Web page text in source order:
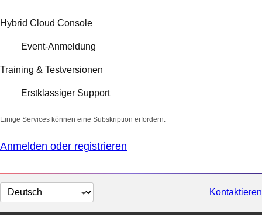
Hybrid Cloud Console
Event-Anmeldung
Training & Testversionen
Erstklassiger Support
Einige Services können eine Subskription erfordern.
Anmelden oder registrieren
Sprache
auswählen
Kontaktieren